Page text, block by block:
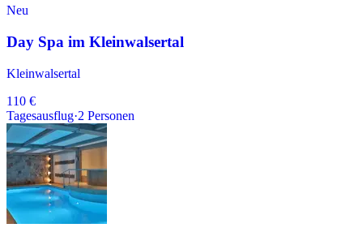
Neu
Day Spa im Kleinwalsertal
Kleinwalsertal
110 €
Tagesausflug·2 Personen